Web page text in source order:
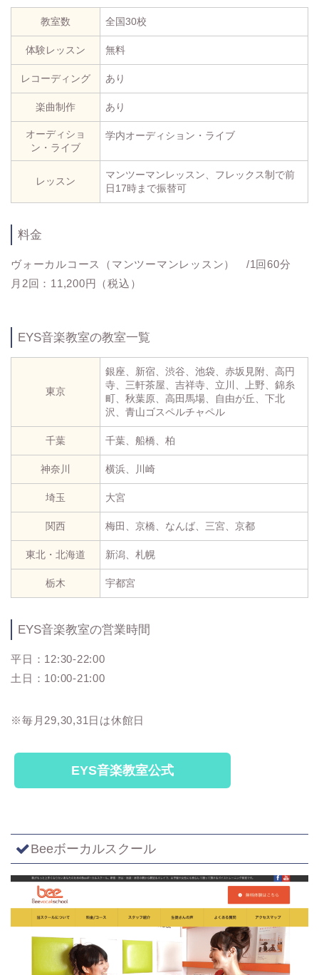
教室数 全国30校
体験レッスン 無料
レコーディング あり
楽曲制作 あり
オーディショ
ン・ライブ
学内オーディション・ライブ
レッスン
マンツーマンレッスン、フレックス制で前
日17時まで振替可
料金
ヴォーカルコース（マンツーマンレッスン） /1回60分
月2回：11,200円（税込）
EYS音楽教室の教室一覧
東京
銀座、新宿、渋谷、池袋、赤坂見附、高円
寺、三軒茶屋、吉祥寺、立川、上野、錦糸
町、秋葉原、高田馬場、自由が丘、下北
沢、青山ゴスペルチャペル
千葉 千葉、船橋、柏
神奈川 横浜、川崎
埼玉 大宮
関西 梅田、京橋、なんば、三宮、京都
東北・北海道 新潟、札幌
栃木 宇都宮
EYS音楽教室の営業時間
平日：12:30-22:00
土日：10:00-21:00
※毎月29,30,31日は休館日
EYS音楽教室公式
Beeボーカルスクール